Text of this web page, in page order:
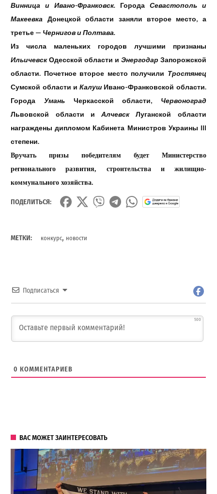
Винница и Ивано-Франковск. ГородаСевастополь и
Макеевка Донецкой области заняли второе место, а
третье — Чернигов и Полтава.
Из числа маленьких городов лучшими признаны
ИльичевскОдесской области и Энергодар Запорожской
области. Почетное второе место получили Тростянец
Сумской области иКалуш Ивано-Франковской области.
Города Умань Черкасской области, Червоноград
Львовской области иАлчевск Луганской области
награждены дипломом Кабинета Министров Украины III
степени.
Вручать призы победителям будет
Министерство
регионального
развития, строительстваи жилищно-
коммунального хозяйства.
ПОДЕЛИТЬСЯ:
МЕТКИ: конкурс, новости
Подписаться
500
0 КОММЕНТАРИЕВ
ВАС МОЖЕТ ЗАИНТЕРЕСОВАТЬ